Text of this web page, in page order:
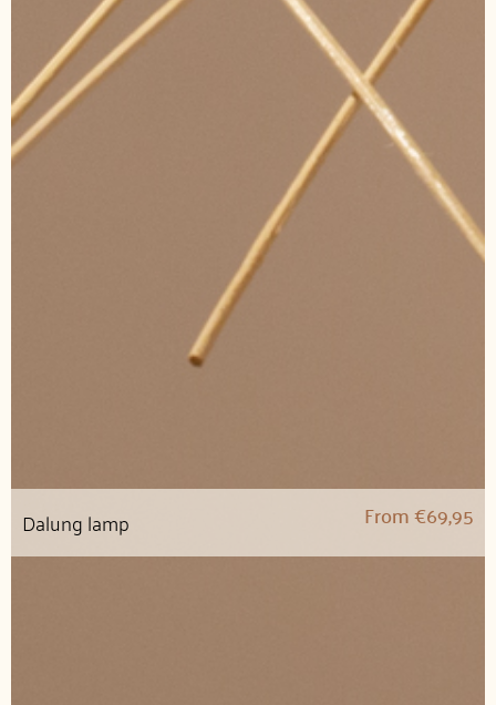
Dalung lamp From€69,95